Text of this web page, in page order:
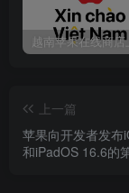
上一篇
苹果向开发者发布
和iPadOS 16.6的